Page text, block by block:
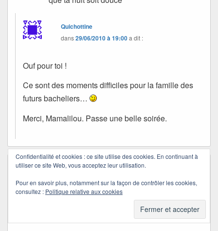
Quichottine
dans29/06/2010 à 19:00a dit :
Ouf pour toi !
Ce sont des moments difficiles pour la famille des
futurs bacheliers…
Merci, Mamalilou. Passe une belle soirée.
Muad' Dibdans23/06/2010 à 21:45a dit :
Coucou Quichottine, je profite de ton lien et
de la possibilité que tu m’offres de pouvoir
réagir avant la publication officielle de ton
Confidentialité et cookies : ce site utilise des cookies. En continuant à
utiliser ce site Web, vous acceptez leur utilisation.
Pour en savoir plus, notamment sur la façon de contrôler les cookies,
consultez : Politique relative aux cookies